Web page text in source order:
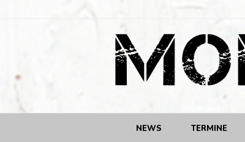
NEWS TERMINE